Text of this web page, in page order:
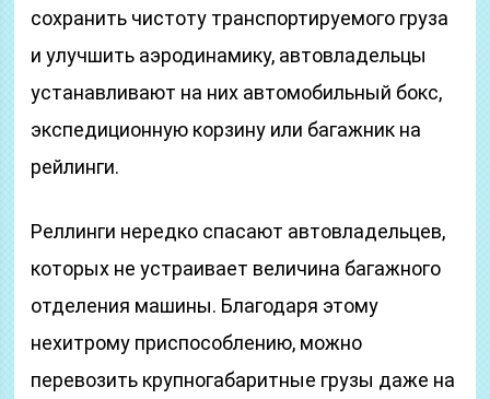
сохранить чистоту транспортируемого груза
и улучшить аэродинамику, автовладельцы
устанавливают на них автомобильный бокс,
экспедиционную корзину или багажник на
рейлинги.
Реллинги нередко спасают автовладельцев,
которых не устраивает величина багажного
отделения машины. Благодаря этому
нехитрому приспособлению, можно
перевозить крупногабаритные грузы даже на